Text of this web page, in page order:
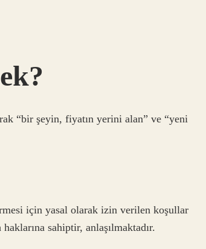
“bir şeyin, fiyatın yerini alan” ve “yeni
için yasal olarak izin verilen koşullar
sahiptir, anlaşılmaktadır.